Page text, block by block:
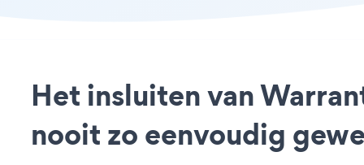
Het insluiten van
nooit zo eenvoudig